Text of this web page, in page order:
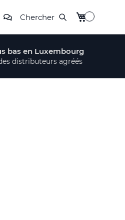
Chercher Mon panier
bas en Luxembourg
distributeurs agréés